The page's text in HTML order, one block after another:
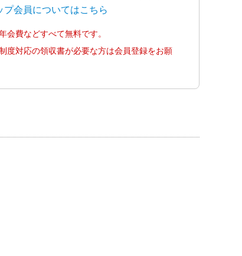
プ会員についてはこちら
会費などすべて無料です。
度対応の領収書が必要な方は会員登録をお願